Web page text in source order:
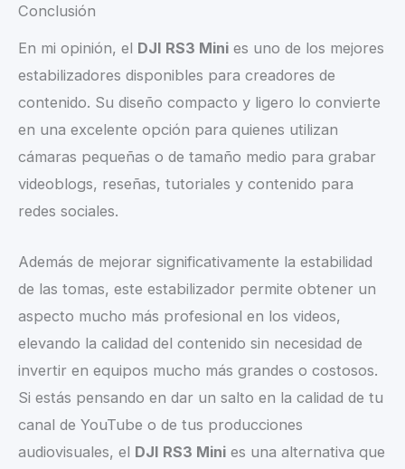
Conclusión
En mi opinión, el DJI RS3 Mini es uno de los mejores
estabilizadores disponibles para creadores de
contenido. Su diseño compacto y ligero lo convierte
en una excelente opción para quienes utilizan
cámaras pequeñas o de tamaño medio para grabar
videoblogs, reseñas, tutoriales y contenido para
redes sociales.
Además de mejorar significativamente la estabilidad
de las tomas, este estabilizador permite obtener un
aspecto mucho más profesional en los videos,
elevando la calidad del contenido sin necesidad de
invertir en equipos mucho más grandes o costosos.
Si estás pensando en dar un salto en la calidad de tu
canal de YouTube o de tus producciones
audiovisuales, el DJI RS3 Mini es una alternativa que